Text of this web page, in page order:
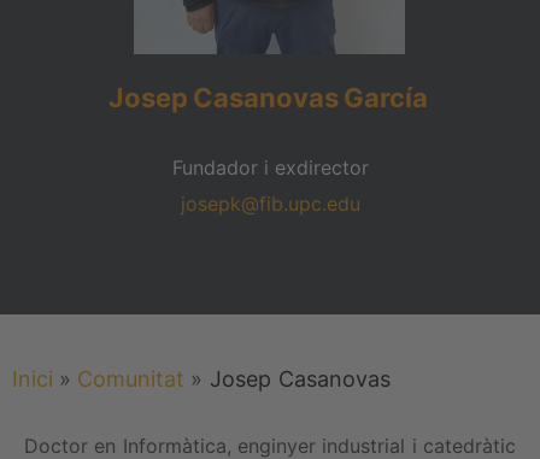
Josep Casanovas García
Fundador i exdirector
josepk@fib.upc.edu
Inici » Comunitat » Josep Casanovas
Doctor en Informàtica, enginyer industrial i catedràtic